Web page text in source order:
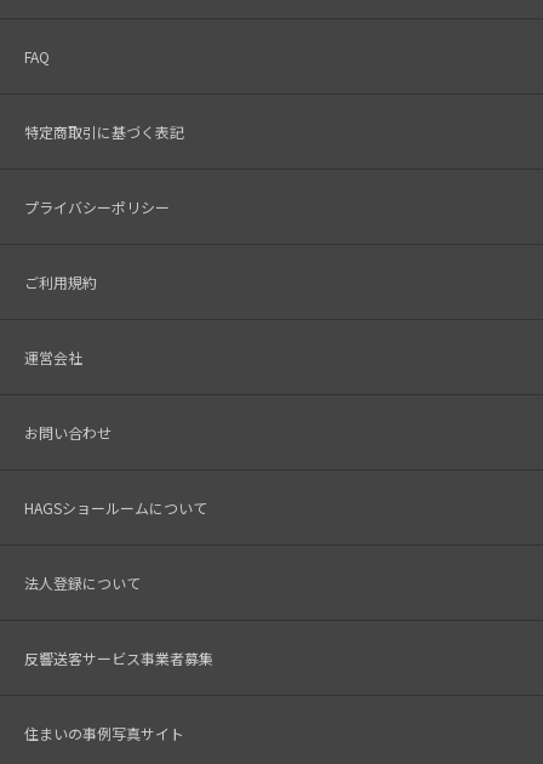
FAQ
特定商取引に基づく表記
プライバシーポリシー
ご利用規約
運営会社
お問い合わせ
HAGSショールームについて
法人登録について
反響送客サービス事業者募集
住まいの事例写真サイト